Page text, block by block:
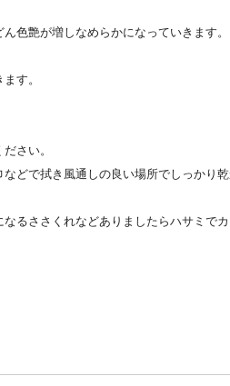
色艶が増しなめらかになっていきます
す。
さい。
どで拭き風通しの良い場所でしっかり
るささくれなどありましたらハサミで